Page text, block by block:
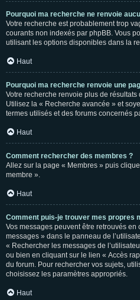
Pourquoi ma recherche ne renvoie
Votre recherche est probablement trop
courants non indexés par phpBB. Vous
utilisant les options disponibles dans la
Haut
Pourquoi ma recherche renvoie une
Votre recherche renvoie plus de
Utilisez la « Recherche avancée » et
termes utilisés et des forums concernés
Haut
Comment rechercher des membres ?
Allez sur la page « Membres » puis
membre ».
Haut
Comment puis-je trouver mes propres
Vos messages peuvent être retrouvés en
messages » dans le panneau de
« Rechercher les messages de
ou bien en cliquant sur le lien « Accès
du forum. Pour rechercher vos sujets,
choisissez les paramètres appropriés.
Haut